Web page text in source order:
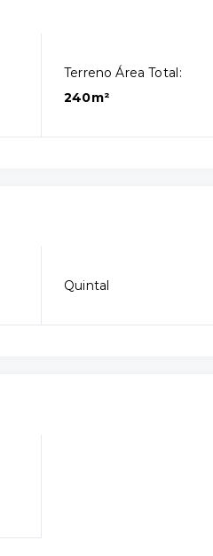
Terreno Área Total:
240m²
Quintal